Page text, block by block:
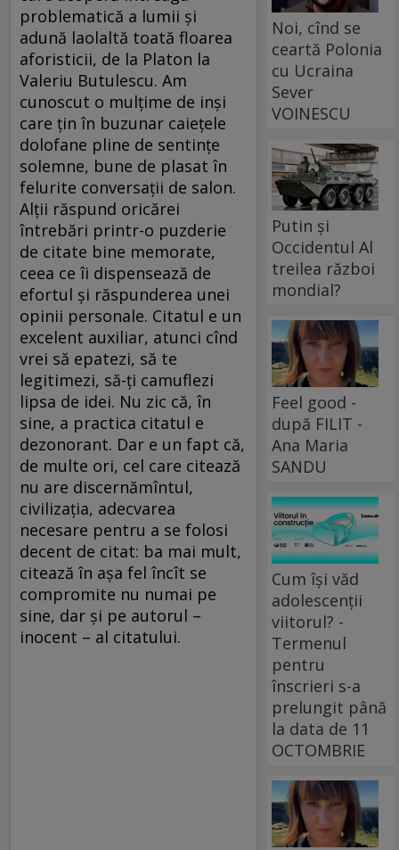
problematică a lumii şi
adună laolaltă toată floarea
aforisticii, de la Platon la
Valeriu Butulescu. Am
cunoscut o mulţime de inşi
care ţin în buzunar caieţele
dolofane pline de sentinţe
solemne, bune de plasat în
felurite conversaţii de salon.
Alţii răspund oricărei
întrebări printr-o puzderie
de citate bine memorate,
ceea ce îi dispensează de
efortul şi răspunderea unei
opinii personale. Citatul e un
excelent auxiliar, atunci cînd
vrei să epatezi, să te
legitimezi, să-ţi camuflezi
lipsa de idei. Nu zic că, în
sine, a practica citatul e
dezonorant. Dar e un fapt că,
de multe ori, cel care citează
nu are discernămîntul,
civilizaţia, adecvarea
necesare pentru a se folosi
decent de citat: ba mai mult,
citează în aşa fel încît se
compromite nu numai pe
sine, dar şi pe autorul –
inocent – al citatului.
Noi, cînd se
ceartă Polonia
cu Ucraina
Sever
VOINESCU
Putin și
Occidentul Al
treilea război
mondial?
Feel good -
după FILIT -
Ana Maria
SANDU
Cum își văd
adolescenții
viitorul? -
Termenul
pentru
înscrieri s-a
prelungit până
la data de 11
OCTOMBRIE